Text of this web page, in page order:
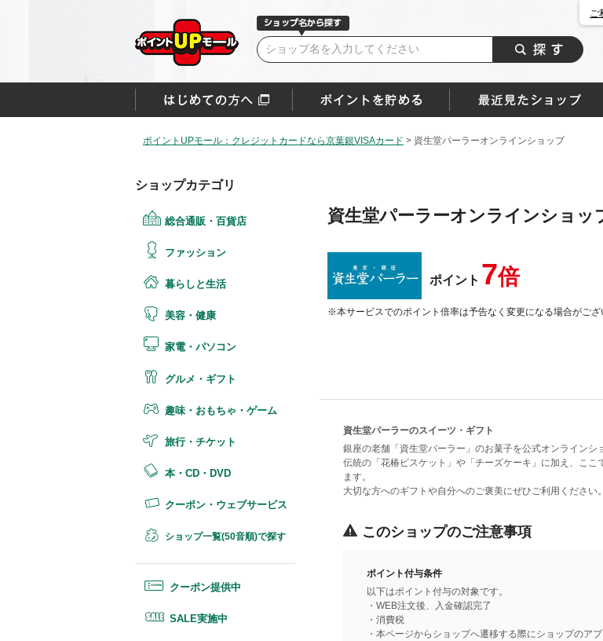
ご
ポイントUPモール：クレジットカードなら京葉銀VISAカード > 資生堂パーラーオンラインショップ
ショップカテゴリ
総合通販・百貨店
ファッション
暮らしと生活
美容・健康
家電・パソコン
グルメ・ギフト
趣味・おもちゃ・ゲーム
旅行・チケット
本・CD・DVD
クーポン・ウェブサービス
ショップ一覧(50音順)で探す
クーポン提供中
SALE実施中
資生堂パーラーオンラインショッ
ポイント 7倍
※本サービスでのポイント倍率は予告なく変更になる場合がござ
資生堂パーラーのスイーツ・ギフト
銀座の老舗「資生堂パーラー」のお菓子を公式オンラインシ
伝統の「花椿ビスケット」や「チーズケーキ」に加え、こ
ます。
大切な方へのギフトや自分へのご褒美にぜひご利用ください。
このショップのご注意事項
ポイント付与条件
以下はポイント付与の対象です。
・WEB注文後、入金確認完了
・消費税
・本ページからショップへ遷移する際にショップのア